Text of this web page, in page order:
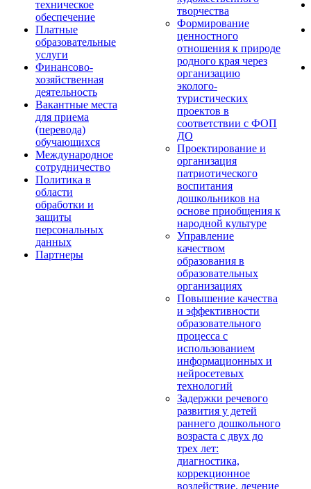
техническое
обеспечение
Платные
образовательные
услуги
Финансово-
хозяйственная
деятельность
Вакантные места
для приема
(перевода)
обучающихся
Международное
сотрудничество
Политика в
области
обработки и
защиты
персональных
данных
Партнеры
творчества
Формирование
ценностного
отношения к природе
родного края через
организацию
эколого-
туристических
проектов в
соответствии с ФОП
ДО
Проектирование и
организация
патриотического
воспитания
дошкольников на
основе приобщения к
народной культуре
Управление
качеством
образования в
образовательных
организациях
Повышение качества
и эффективности
образовательного
процесса с
использованием
информационных и
нейросетевых
технологий
Задержки речевого
развития у детей
раннего дошкольного
возраста с двух до
трех лет:
диагностика,
коррекционное
воздействие, лечение